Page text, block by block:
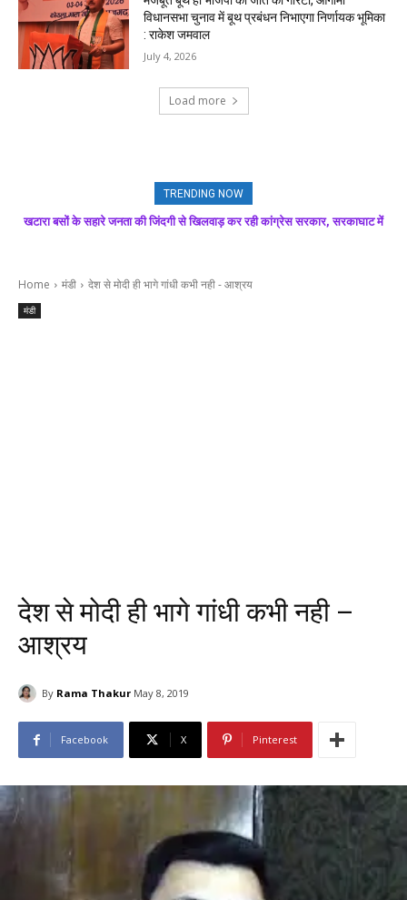
विधानसभा चुनाव में बूथ प्रबंधन निभाएगा निर्णायक भूमिका
: राकेश जमवाल
July 4, 2026
Load more